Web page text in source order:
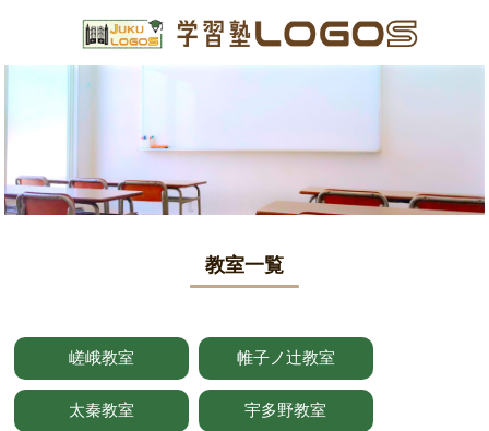
教室一覧
嵯峨教室 帷子ノ辻教室
太秦教室 宇多野教室